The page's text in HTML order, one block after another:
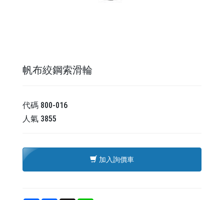
帆布絞鋼索滑輪
代碼 800-016
人氣 3855
加入詢價車